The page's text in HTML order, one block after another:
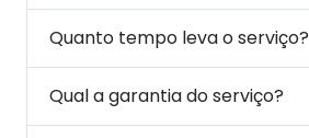
Quanto tempo leva o serviço?
Qual a garantia do serviço?